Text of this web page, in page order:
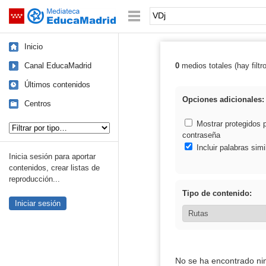
Saltar navegación Palabra o frase:
Inicio
Canal EducaMadrid
Últimos contenidos
Centros
Inicia sesión para aportar
contenidos, crear listas de
reproducción...
Iniciar sesión
Resultados de:
0medios totales (hay
Opciones adicionales:
Mostrar protegidos
contraseña
Incluir palabras
Tipo de contenido:
No se ha encontrado